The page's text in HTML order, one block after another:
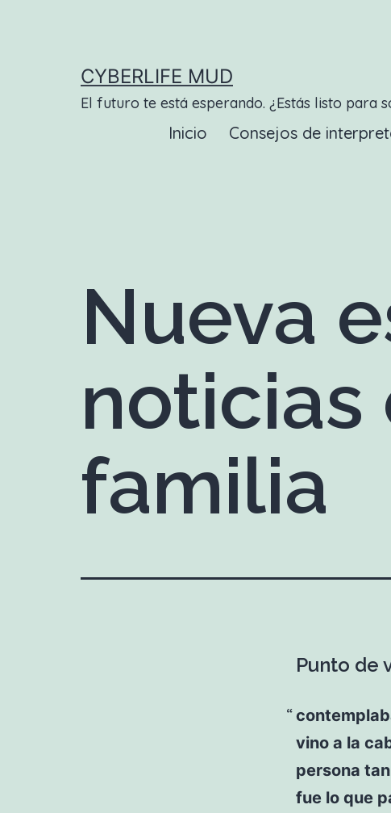
CYBERLIFE MUD
El futuro te está esperando. ¿Estás listo para
Inicio Consejos de
Nueva
noticias
familia
Punto de
vino a la
persona
fue lo que